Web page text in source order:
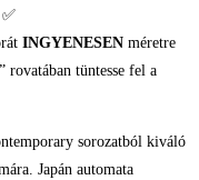
✅
INGYENESEN méretre
rovatában tüntesse fel a
sorozatból kiváló
Japán automata